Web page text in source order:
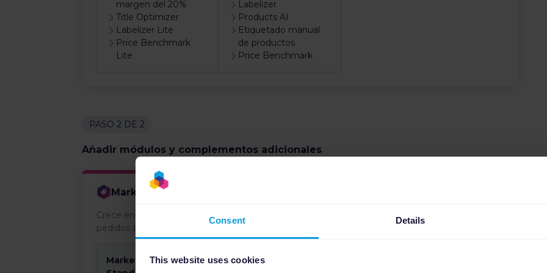
Consent Details
This website uses cookies
margen del 20%
Title Optimizer
Labelizer Lite
Price Benchmark
Lite
Labelizer
Products AI
Etiquetado manual
de productos
Price Benchmark
PASO 2 DE 2
Añadir módulos y complementos adicionales
Marketplaces
Crece en marketplaces con listings optimizados, actualizaciones de datos en tiempo real y
pedidos sincronizados en todos los canales. Mantén el control sin esfuerzo manual.
Marketplaces
Complemento